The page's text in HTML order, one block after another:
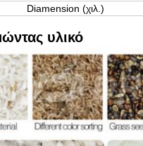
Diamension (χιλ.)
υλικό